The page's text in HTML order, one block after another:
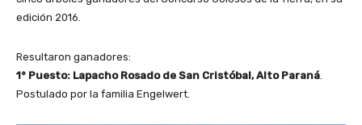
edición 2016.
Resultaron ganadores:
1° Puesto: Lapacho Rosado de San Cristóbal, Alto Paraná.
Postulado por la familia Engelwert.